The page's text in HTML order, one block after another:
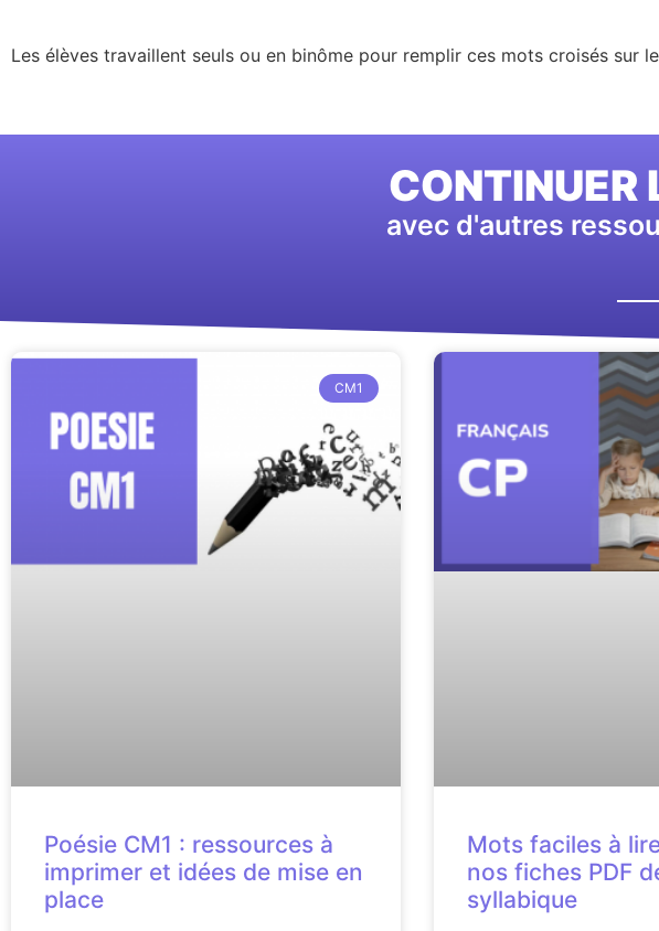
Les élèves travaillent seuls ou en binôme pour remplir ces mots croisés sur
CONTINUER
avec d'autres
CM1
Poésie CM1 : ressources à
imprimer et idées de mise en
place
Mots faciles à
nos fiches PDF
syllabique